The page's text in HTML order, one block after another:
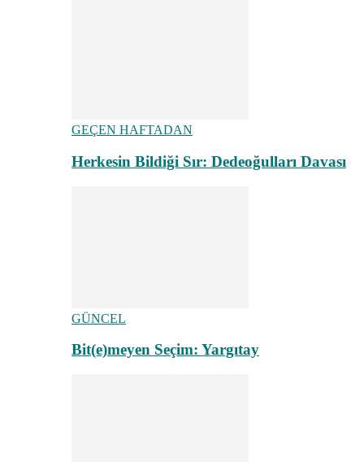
GEÇEN HAFTADAN
Herkesin Bildiği Sır: Dedeoğulları Davası
GÜNCEL
Bit(e)meyen Seçim: Yargıtay